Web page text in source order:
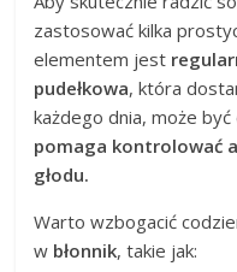
zastosować kilka
elementem jest
pudełkowa, która
każdego dnia, może
pomaga kontrolować
głodu.
Warto wzbogacić
w błonnik, takie jak: